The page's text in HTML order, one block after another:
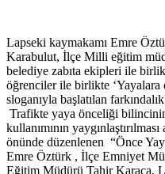
Lapseki kaymakamı Emre
Karabulut, İlçe Milli eğitim
belediye zabıta ekipleri ile
öğrenciler ile birlikte ‘Yayalara
sloganıyla başlatılan
Trafikte yaya önceliği
kullanımının
önünde düzenlenen “Önce
Emre Öztürk , İlçe Emniyet
Eğitim Müdürü Tahir Karaca,